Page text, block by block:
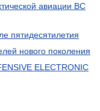
авиации ВС
пятидесятилетия
нового поколения
ELECTRONIC